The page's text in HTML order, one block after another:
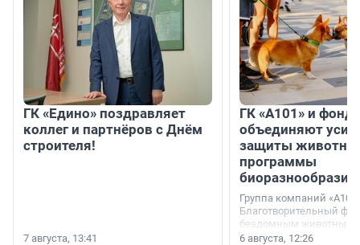
ГК «Едино» поздравляет
коллег и партнёров с Днём
строителя!
7 августа, 13:41
ГК «А101» и фонд
объединяют
защиты
программы
биоразнообразия
Группа компаний
Благотворительный
бездомным животным
заключили соглашение
6 августа, 12:26